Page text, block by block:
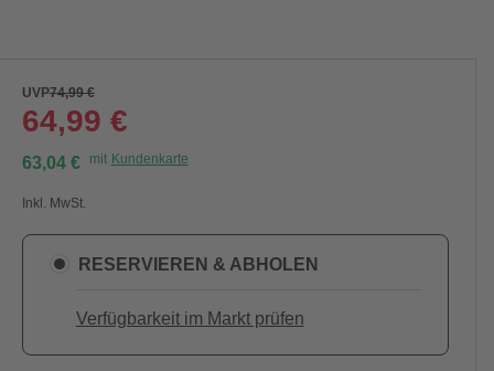
UVP74,99 €
64,99 €
63,04 € mit Kundenkarte
Inkl. MwSt.
RESERVIEREN & ABHOLEN
Verfügbarkeit im Markt prüfen